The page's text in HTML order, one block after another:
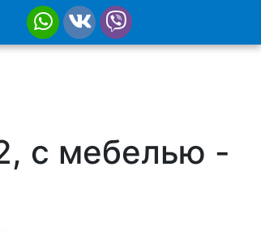
с мебелью -